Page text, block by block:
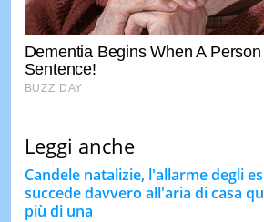
Leggi anche
Candele natalizie, l'allarme degli
succede davvero all'aria di casa
più di una